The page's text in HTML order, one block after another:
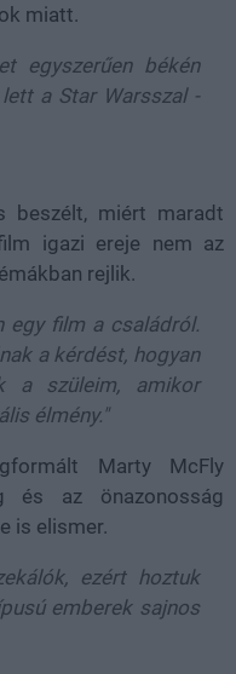
miatt.
egyszerűen békén
a Star Warsszal -
beszélt, miért maradt
igazi ereje nem az
rejlik.
egy film a családról.
a kérdést, hogyan
a szüleim, amikor
élmény."
Marty McFly
és az önazonosság
is elismer.
ezért hoztuk
emberek sajnos